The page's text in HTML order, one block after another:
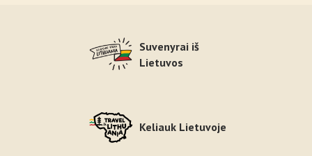
Suvenyrai iš
Lietuvos
Keliauk Lietuvoje